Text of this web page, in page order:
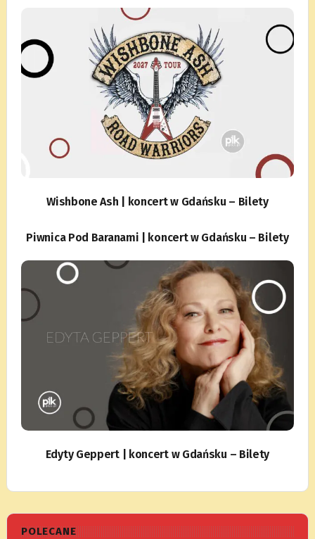
Wishbone Ash | koncert w Gdańsku – Bilety
Piwnica Pod Baranami | koncert w Gdańsku – Bilety
Edyty Geppert | koncert w Gdańsku – Bilety
POLECANE